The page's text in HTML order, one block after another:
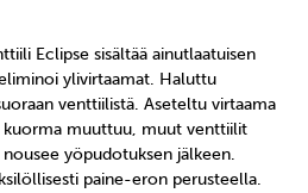
Eclipse sisältää ainutlaatuisen
ylivirtaamat. Haluttu
venttiilistä. Aseteltu virtaama
kuorma muuttuu, muut venttiilit
yöpudotuksen jälkeen.
paine-eron perusteella.